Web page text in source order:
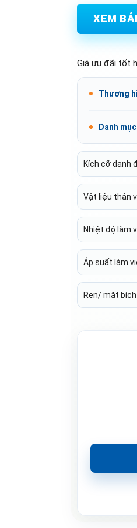
XEM
Giá ưu đãi tốt
Thương
Danh
Kích cỡ danh
Vật liệu thân
Nhiệt độ làm
Áp suất làm
Ren/ mặt